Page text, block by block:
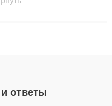
Наши мастера решают
ответы